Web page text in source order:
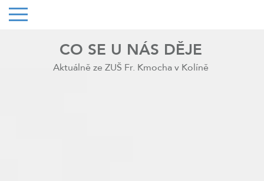
CO SE U NÁS DĚJE
Aktuálně ze ZUŠ Fr. Kmocha v Kolíně